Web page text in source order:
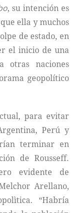
, su intención es
ella y muchos
de estado, en
el inicio de una
otras naciones
geopolítico
para evitar
Perú y
terminar en
de Rousseff.
evidente de
Arellano,
“Habría